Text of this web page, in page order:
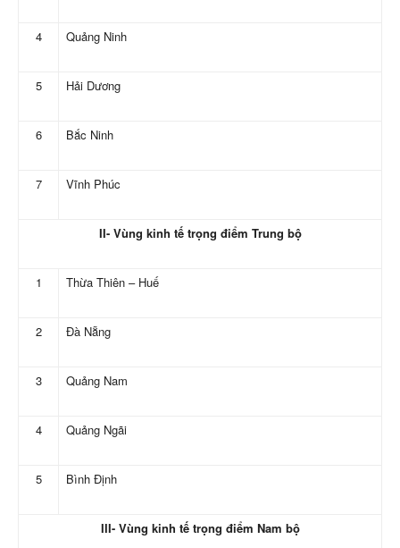
4 Quảng Ninh
5 Hải Dương
6 Bắc Ninh
7 Vĩnh Phúc
II- Vùng kinh tế trọng điểm Trung bộ
1 Thừa Thiên – Huế
2 Đà Nẵng
3 Quảng Nam
4 Quảng Ngãi
5 Bình Định
III- Vùng kinh tế trọng điểm Nam bộ